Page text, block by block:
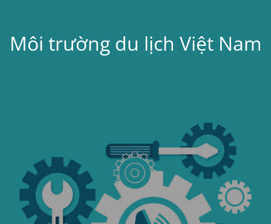
Môi trường du lịch Việt Nam